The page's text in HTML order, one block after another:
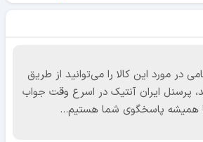
در مورد این کالا را می‌توانید از طریق
پرسنل ایران آنتیک در اسرع وقت جواب
همیشه پاسخگوی شما هستیم...